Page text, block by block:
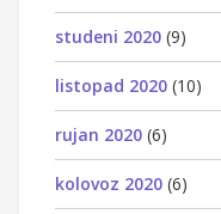
studeni 2020 (9)
listopad 2020 (10)
rujan 2020 (6)
kolovoz 2020 (6)